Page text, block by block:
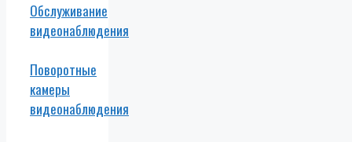
Обслуживание
видеонаблюдения
Поворотные
камеры
видеонаблюдения